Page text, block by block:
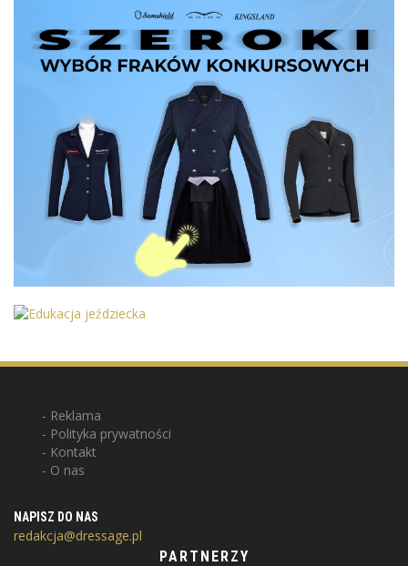
Reklama
Polityka prywatności
Kontakt
O nas
NAPISZ DO NAS
redakcja@dressage.pl
PARTNERZY